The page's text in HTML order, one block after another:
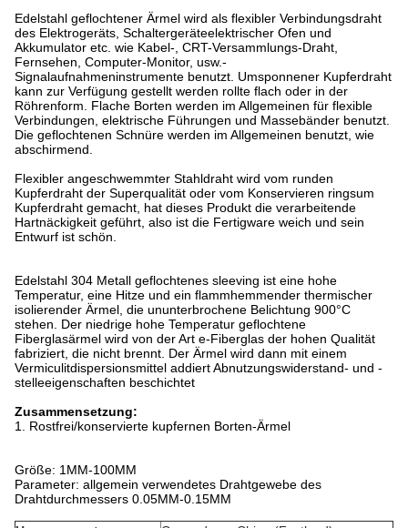
Edelstahl geflochtener Ärmel wird als flexibler Verbindungsdraht
des Elektrogeräts, Schaltergeräteelektrischer Ofen und
Akkumulator etc. wie Kabel-, CRT-Versammlungs-Draht,
Fernsehen, Computer-Monitor, usw.-
Signalaufnahmeninstrumente benutzt. Umsponnener Kupferdraht
kann zur Verfügung gestellt werden rollte flach oder in der
Röhrenform. Flache Borten werden im Allgemeinen für flexible
Verbindungen, elektrische Führungen und Massebänder benutzt.
Die geflochtenen Schnüre werden im Allgemeinen benutzt, wie
abschirmend.
Flexibler angeschwemmter Stahldraht wird vom runden
Kupferdraht der Superqualität oder vom Konservieren ringsum
Kupferdraht gemacht, hat dieses Produkt die verarbeitende
Hartnäckigkeit geführt, also ist die Fertigware weich und sein
Entwurf ist schön.
Edelstahl 304 Metall geflochtenes sleeving ist eine hohe
Temperatur, eine Hitze und ein flammhemmender thermischer
isolierender Ärmel, die ununterbrochene Belichtung 900°C
stehen. Der niedrige hohe Temperatur geflochtene
Fiberglasärmel wird von der Art e-Fiberglas der hohen Qualität
fabriziert, die nicht brennt. Der Ärmel wird dann mit einem
Vermiculitdispersionsmittel addiert Abnutzungswiderstand- und -
stelleeigenschaften beschichtet
Zusammensetzung:
1. Rostfrei/konservierte kupfernen Borten-Ärmel
Größe: 1MM-100MM
Parameter: allgemein verwendetes Drahtgewebe des
Drahtdurchmessers 0.05MM-0.15MM